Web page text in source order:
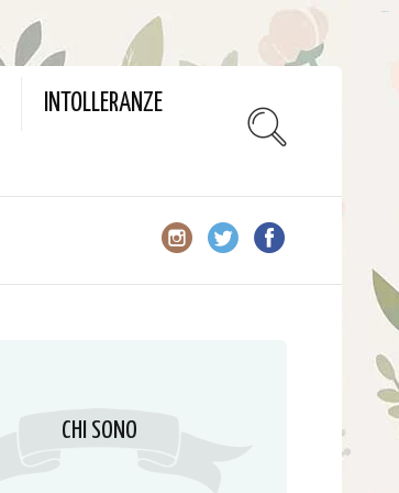
INTOLLERANZE
CHI SONO